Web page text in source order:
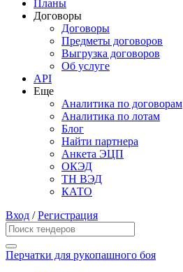
Планы
Договоры
Договоры
Предметы договоров
Выгрузка договоров
Об услуге
API
Еще
Аналитика по договорам
Аналитика по лотам
Блог
Найти партнера
Анкета ЭЦП
ОКЭД
ТН ВЭД
КАТО
Вход /Регистрация
Перчатки для рукопашного боя